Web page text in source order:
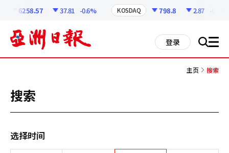
6258.57 37.81 -0.6% KOSDAQ 798.8 2.87 -0.36%
登录 搜 all
主页 搜索
搜索
选择时间